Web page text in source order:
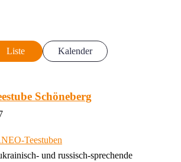
Liste Kalender
Schöneberg
Teestuben
und russisch-sprechende